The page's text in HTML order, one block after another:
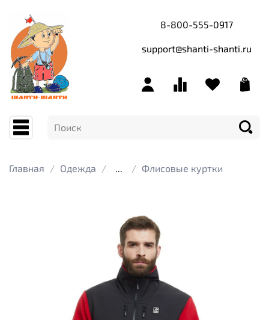
8-800-555-0917
support@shanti-shanti.ru
Главная Одежда ... Флисовые куртки